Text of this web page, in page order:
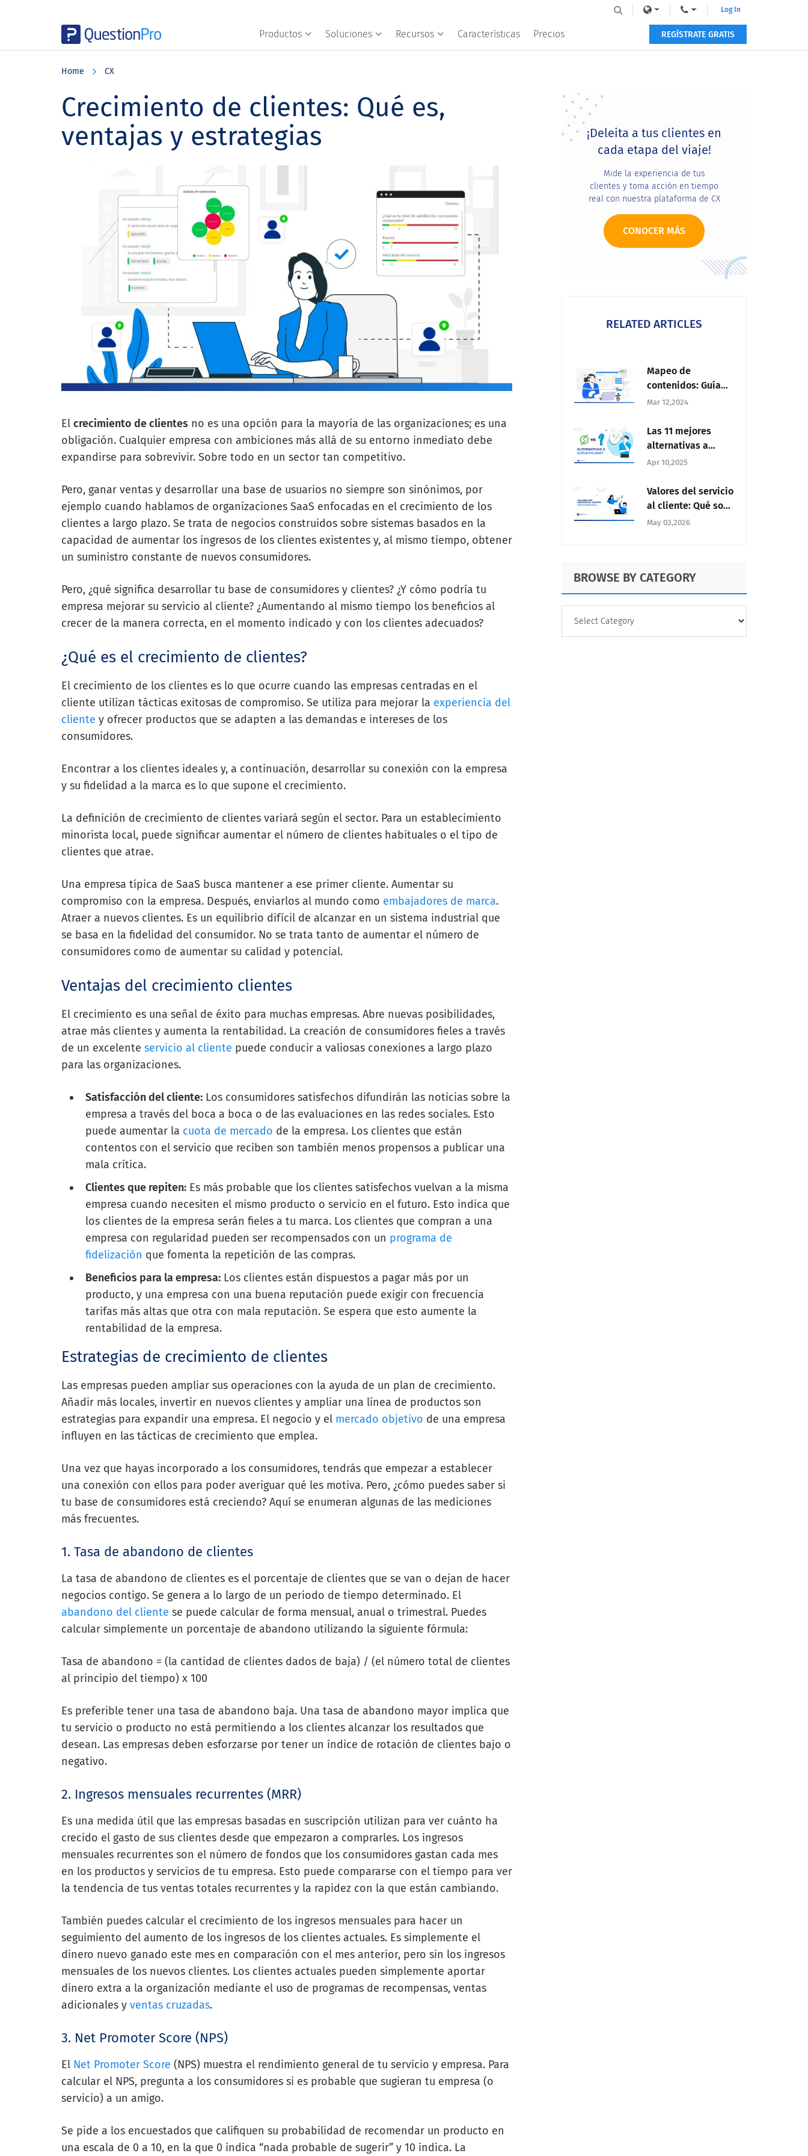
Productos Soluciones Recursos Características Precios
Log In
REGÍSTRATE GRATIS
Home CX
Crecimiento de clientes: Qué es,
ventajas y estrategias
El crecimiento de clientes no es una opción para la mayoría de las organizaciones; es una
obligación. Cualquier empresa con ambiciones más allá de su entorno inmediato debe
expandirse para sobrevivir. Sobre todo en un sector tan competitivo.
Pero, ganar ventas y desarrollar una base de usuarios no siempre son sinónimos, por
ejemplo cuando hablamos de organizaciones SaaS enfocadas en el crecimiento de los
clientes a largo plazo. Se trata de negocios construidos sobre sistemas basados en la
capacidad de aumentar los ingresos de los clientes existentes y, al mismo tiempo, obtener
un suministro constante de nuevos consumidores.
Pero, ¿qué significa desarrollar tu base de consumidores y clientes? ¿Y cómo podría tu
empresa mejorar su servicio al cliente? ¿Aumentando al mismo tiempo los beneficios al
crecer de la manera correcta, en el momento indicado y con los clientes adecuados?
¿Qué es el crecimiento de clientes?
El crecimiento de los clientes es lo que ocurre cuando las empresas centradas en el
cliente utilizan tácticas exitosas de compromiso. Se utiliza para mejorar la experiencia del
cliente y ofrecer productos que se adapten a las demandas e intereses de los
consumidores.
Encontrar a los clientes ideales y, a continuación, desarrollar su conexión con la empresa
y su fidelidad a la marca es lo que supone el crecimiento.
La definición de crecimiento de clientes variará según el sector. Para un establecimiento
minorista local, puede significar aumentar el número de clientes habituales o el tipo de
clientes que atrae.
Una empresa típica de SaaS busca mantener a ese primer cliente. Aumentar su
compromiso con la empresa. Después, enviarlos al mundo como embajadores de marca.
Atraer a nuevos clientes. Es un equilibrio difícil de alcanzar en un sistema industrial que
se basa en la fidelidad del consumidor. No se trata tanto de aumentar el número de
consumidores como de aumentar su calidad y potencial.
Ventajas del crecimiento clientes
El crecimiento es una señal de éxito para muchas empresas. Abre nuevas posibilidades,
atrae más clientes y aumenta la rentabilidad. La creación de consumidores fieles a través
de un excelente servicio al cliente puede conducir a valiosas conexiones a largo plazo
para las organizaciones.
Satisfacción del cliente: Los consumidores satisfechos difundirán las noticias sobre la
empresa a través del boca a boca o de las evaluaciones en las redes sociales. Esto
puede aumentar la cuota de mercado de la empresa. Los clientes que están
contentos con el servicio que reciben son también menos propensos a publicar una
mala crítica.
Clientes que repiten: Es más probable que los clientes satisfechos vuelvan a la misma
empresa cuando necesiten el mismo producto o servicio en el futuro. Esto indica que
los clientes de la empresa serán fieles a tu marca. Los clientes que compran a una
empresa con regularidad pueden ser recompensados con un programa de
fidelización que fomenta la repetición de las compras.
Beneficios para la empresa: Los clientes están dispuestos a pagar más por un
producto, y una empresa con una buena reputación puede exigir con frecuencia
tarifas más altas que otra con mala reputación. Se espera que esto aumente la
rentabilidad de la empresa.
Estrategias de crecimiento de clientes
Las empresas pueden ampliar sus operaciones con la ayuda de un plan de crecimiento.
Añadir más locales, invertir en nuevos clientes y ampliar una línea de productos son
estrategias para expandir una empresa. El negocio y el mercado objetivo de una empresa
influyen en las tácticas de crecimiento que emplea.
Una vez que hayas incorporado a los consumidores, tendrás que empezar a establecer
una conexión con ellos para poder averiguar qué les motiva. Pero, ¿cómo puedes saber si
tu base de consumidores está creciendo? Aquí se enumeran algunas de las mediciones
más frecuentes.
1. Tasa de abandono de clientes
La tasa de abandono de clientes es el porcentaje de clientes que se van o dejan de hacer
negocios contigo. Se genera a lo largo de un periodo de tiempo determinado. El
abandono del cliente se puede calcular de forma mensual, anual o trimestral. Puedes
calcular simplemente un porcentaje de abandono utilizando la siguiente fórmula:
Tasa de abandono = (la cantidad de clientes dados de baja) / (el número total de clientes
al principio del tiempo) x 100
Es preferible tener una tasa de abandono baja. Una tasa de abandono mayor implica que
tu servicio o producto no está permitiendo a los clientes alcanzar los resultados que
desean. Las empresas deben esforzarse por tener un índice de rotación de clientes bajo o
negativo.
2. Ingresos mensuales recurrentes (MRR)
Es una medida útil que las empresas basadas en suscripción utilizan para ver cuánto ha
crecido el gasto de sus clientes desde que empezaron a comprarles. Los ingresos
mensuales recurrentes son el número de fondos que los consumidores gastan cada mes
en los productos y servicios de tu empresa. Esto puede compararse con el tiempo para ver
la tendencia de tus ventas totales recurrentes y la rapidez con la que están cambiando.
También puedes calcular el crecimiento de los ingresos mensuales para hacer un
seguimiento del aumento de los ingresos de los clientes actuales. Es simplemente el
dinero nuevo ganado este mes en comparación con el mes anterior, pero sin los ingresos
mensuales de los nuevos clientes. Los clientes actuales pueden simplemente aportar
dinero extra a la organización mediante el uso de programas de recompensas, ventas
adicionales y ventas cruzadas.
3. Net Promoter Score (NPS)
El Net Promoter Score (NPS) muestra el rendimiento general de tu servicio y empresa. Para
calcular el NPS, pregunta a los consumidores si es probable que sugieran tu empresa (o
servicio) a un amigo.
Se pide a los encuestados que califiquen su probabilidad de recomendar un producto en
una escala de 0 a 10, en la que 0 indica “nada probable de sugerir” y 10 indica. La
Primary
Sidebar
¡Deleita a tus clientes en
cada etapa del viaje!
Mide la experiencia de tus
clientes y toma acción en tiempo
real con nuestra plataforma de CX
CONOCER MÁS
RELATED ARTICLES
Mapeo de
contenidos: Guía
estratégica para
eficaz
Mar 12,2024
Las 11 mejores
alternativas a
SurveyPlanet para
Apr 10,2025
Valores del servicio
al cliente: Qué son,
cuáles son los más
cómo aplicarlos
May 03,2026
BROWSE BY CATEGORY
CATEGORY